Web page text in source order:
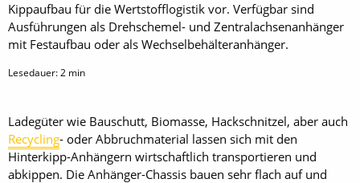
Kippaufbau für die Wertstofflogistik vor. Verfügbar sind
Ausführungen als Drehschemel- und Zentralachsenanhänger
mit Festaufbau oder als Wechselbehälteranhänger.
Lesedauer:2 min
Ladegüter wie Bauschutt, Biomasse, Hackschnitzel, aber auch
Recycling- oder Abbruchmaterial lassen sich mit den
Hinterkipp-Anhängern wirtschaftlich transportieren und
abkippen. Die Anhänger-Chassis bauen sehr flach auf und